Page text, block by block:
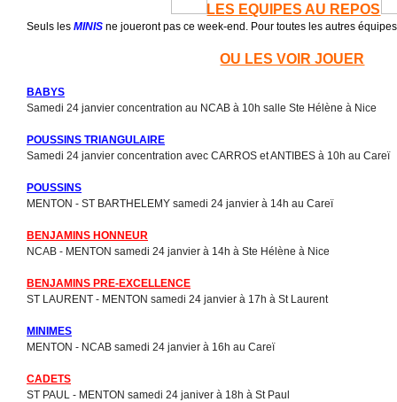
LES EQUIPES AU REPOS
Seuls les MINIS ne joueront pas ce week-end. Pour toutes les autres
OU LES VOIR JOUER
BABYS
Samedi 24 janvier concentration au NCAB à 10h salle Ste Hélène à Nice
POUSSINS TRIANGULAIRE
Samedi 24 janvier concentration avec CARROS et ANTIBES à 10h au Careï
POUSSINS
MENTON - ST BARTHELEMY samedi 24 janvier à 14h au Careï
BENJAMINS HONNEUR
NCAB - MENTON samedi 24 janvier à 14h à Ste Hélène à Nice
BENJAMINS PRE-EXCELLENCE
ST LAURENT - MENTON samedi 24 janvier à 17h à St Laurent
MINIMES
MENTON - NCAB samedi 24 janvier à 16h au Careï
CADETS
ST PAUL - MENTON samedi 24 janiver à 18h à St Paul